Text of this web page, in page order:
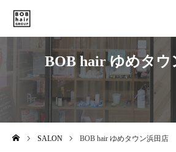
BOB hair ゆめタウ
SALON BOB hair ゆめタウン浜田店
SALON LIST
NEWS
BOB hair GROUPの想い